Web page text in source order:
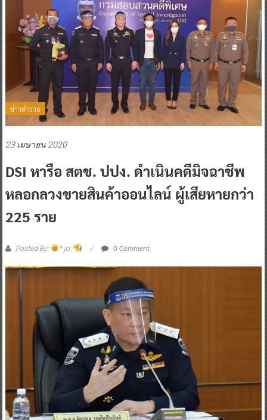
ข่าวตำรวจ
23 เมษายน 2020
DSI หารือ สตช. ปปง. ดำเนินคดีมิจฉาชีพ
หลอกลวงขายสินค้าออนไลน์ ผู้เสียหายกว่า
225 ราย
Posted By: ^ jo ^ 0 Comment